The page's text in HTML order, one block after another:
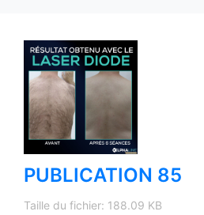
PUBLICATION 85
Taille du fichier: 188.09 KB